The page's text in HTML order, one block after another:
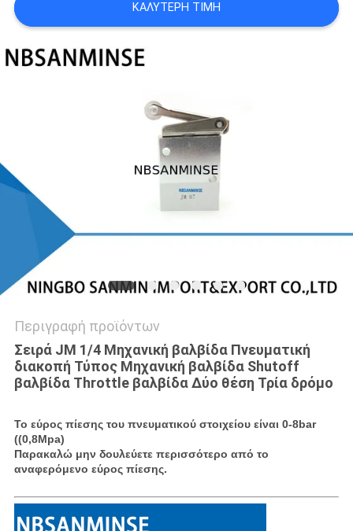
ΠΟΛΙΤΙΚΉ
ΑΠΟΡΡΉΤΟΥ
ΚΑΛΎΤΕΡΗ ΤΙΜΉ
Περιγραφή προϊόντων
Σειρά JM 1/4 Μηχανική βαλβίδα Πνευματική
διακοπή Τύπος Μηχανική βαλβίδα Shutoff
βαλβίδα Throttle βαλβίδα Δύο θέση Τρία δρόμο
Το εύρος πίεσης του πνευματικού στοιχείου είναι 0-8bar
((0,8Mpa)
Παρακαλώ μην δουλεύετε περισσότερο από το
αναφερόμενο εύρος πίεσης.